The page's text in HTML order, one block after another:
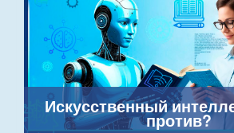
Искусственный
против?